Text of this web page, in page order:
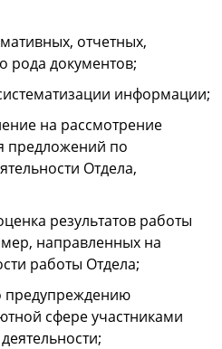
отчетных,
рода документов;
информации;
на рассмотрение
предложений по
Отдела,
результатов работы
направленных на
работы Отдела;
предупреждению
сфере участниками